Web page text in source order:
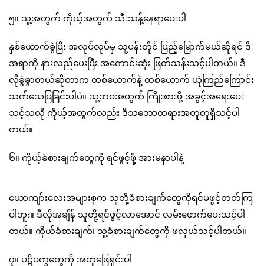
၅။ သူ့အတွက် ကိုယ့်အတွက် သီးသန့်နေရာပေးပါ
နှစ်ယောက်ခွဲပြီး အလုပ်လုပ်မှ သူ့ပန်းတိုင် ပြည့်မြောက်မယ်ဆိုရင် ဒီ
အရာကို နားလည်ပေးပြီး အကောင်းဆုံး ဖြတ်သန်းသင့်ပါတယ်။ ဒီ
လိုခွဲခွာတယ်ဆိုတာက တစ်ယောက်နဲ့ တစ်ယောက် ယုံကြည်ကြောင်း
သက်သေပြခြင်းပါပဲ။ သူ့ဘဝအတွက် ကြိုးစားဖို့ အခွင့်အရေးပေး
သင့်သလို ကိုယ့်အတွက်လည်း ဒီသဘောတရားအတူတူရှိသင့်ပါ
တယ်။
၆။ ကိုယ့်ခံစားချက်တွေကို ရင်ဖွင့်ဖို့ အားမနာပါနဲ့
ယောကျာ်းလေးအများစုက သူတို့ခံစားချက်တွေကိုရင်မဖွင့်တတ်ကြ
ပါဘူး။ ဒီလိုအချိန် သူတို့ရင်ဖွင့်လာအောင် လမ်းဖောက်ပေးသင့်ပါ
တယ်။ ကိုယ်ခံစားချက်၊ သူ့ခံစားချက်တွေကို ဖလှယ်သင့်ပါတယ်။
၇။ ပဋိပက္ခတွေကို အတူဖြေရှင်းပါ